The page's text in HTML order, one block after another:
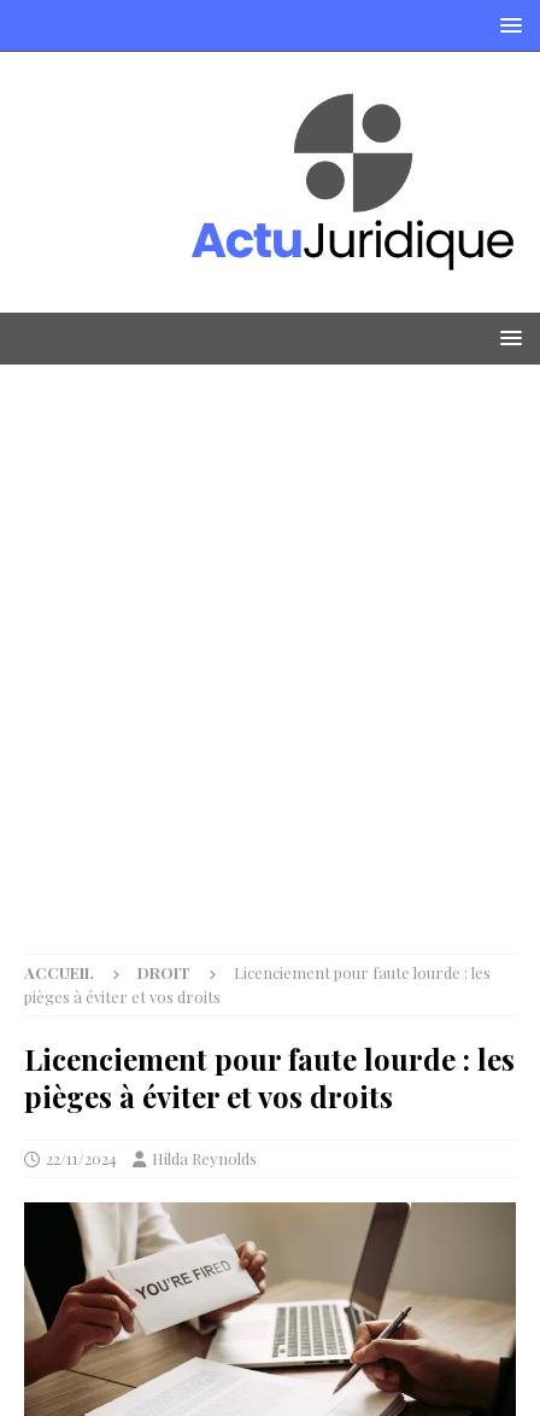
ACCUEIL DROIT
Licenciement pour faute lourde : les
pièges à éviter et vos droits
Licenciement pour faute lourde : les
pièges à éviter et vos droits
22/11/2024 Hilda Reynolds